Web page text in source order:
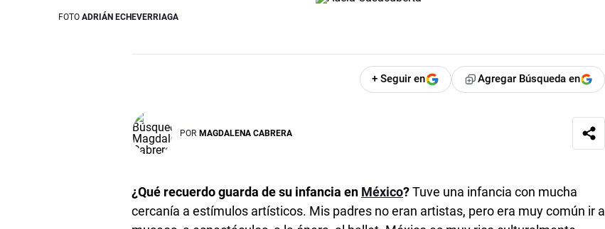
FOTO ADRIÁN ECHEVERRIAGA
+ Seguir en Agregar Búsqueda en
POR MAGDALENA CABRERA
¿Qué recuerdo guarda de su infancia en México?Tuve una infancia con mucha
cercanía a estímulos artísticos. Mis padres no eran artistas, pero era muy común ir a